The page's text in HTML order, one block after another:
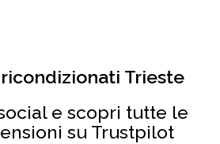
Trieste
e scopri tutte le
su Trustpilot